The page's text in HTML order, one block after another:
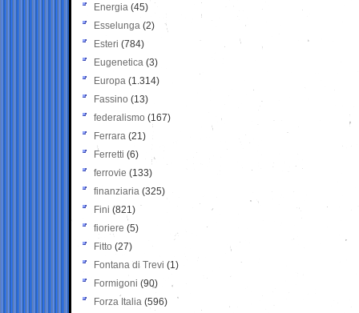
Energia (45)
Esselunga (2)
Esteri (784)
Eugenetica (3)
Europa (1.314)
Fassino (13)
federalismo (167)
Ferrara (21)
Ferretti (6)
ferrovie (133)
finanziaria (325)
Fini (821)
fioriere (5)
Fitto (27)
Fontana di Trevi (1)
Formigoni (90)
Forza Italia (596)